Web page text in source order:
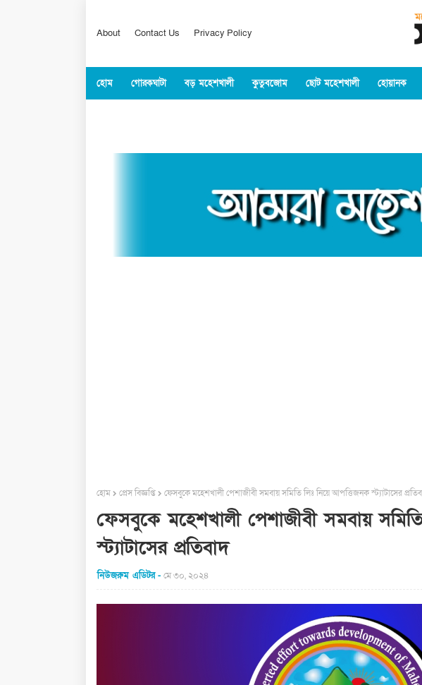
About Contact Us Privacy Policy
হোম গোরকঘাটা বড় মহেশখালী কুতুবজোম ছোট মহেশখালী হোয়ানক
হোম প্রেস বিজ্ঞপ্তি ফেসবুকে মহেশখালী পেশাজীবী সমবায় সমিতি লিঃ নিয়ে আপত্তিজনক স্ট্যাটাসের
ফেসবুকে মহেশখালী পেশাজীবী সমবায়
স্ট্যাটাসের প্রতিবাদ
নিউজরুম এডিটর মে ৩০, ২০২৪